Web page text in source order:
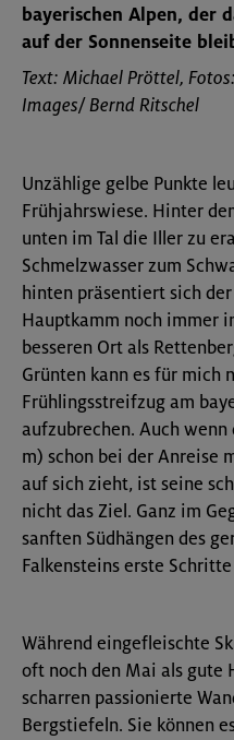
bayerischen Alpen, der
auf der Sonnenseite
Text: Michael Pröttel,
Images/ Bernd Ritschel
Unzählige gelbe Punkte
Frühjahrswiese. Hinter
unten im Tal die Iller zu
Schmelzwasser zum
hinten präsentiert sich
Hauptkamm noch immer
besseren Ort als
Grünten kann es für mich
Frühlingsstreifzug am
aufzubrechen. Auch
m) schon bei der Anreise
auf sich zieht, ist seine
nicht das Ziel. Ganz im
sanften Südhängen des
Falkensteins erste
Während eingefleischte
oft noch den Mai als gute
scharren passionierte
Bergstiefeln. Sie können